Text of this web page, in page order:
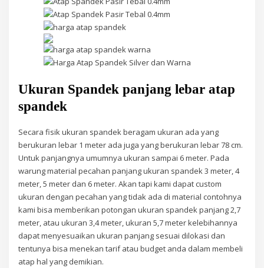
Ukuran Spandek panjang lebar atap
spandek
Secara fisik ukuran spandek beragam ukuran ada yang
berukuran lebar 1 meter ada juga yang berukuran lebar 78 cm.
Untuk panjangnya umumnya ukuran sampai 6 meter. Pada
warung material pecahan panjang ukuran spandek 3 meter, 4
meter, 5 meter dan 6 meter. Akan tapi kami dapat custom
ukuran dengan pecahan yang tidak ada di material contohnya
kami bisa memberikan potongan ukuran spandek panjang 2,7
meter, atau ukuran 3,4 meter, ukuran 5,7 meter kelebihannya
dapat menyesuaikan ukuran panjang sesuai dilokasi dan
tentunya bisa menekan tarif atau budget anda dalam membeli
atap hal yang demikian.